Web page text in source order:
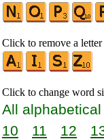
Click to remove a letter
Click to change word
All alphabetical
10
11 12